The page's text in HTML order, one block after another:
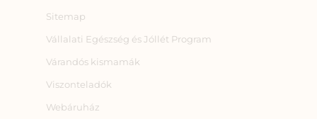
Sitemap
Vállalati Egészség és Jóllét Program
Várandós kismamák
Viszonteladók
Webáruház